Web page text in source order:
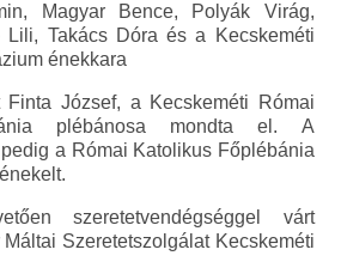
Magyar Bence, Polyák Virág,
Lili, Takács Dóra és a Kecskeméti
énekkara
Finta József, a Kecskeméti Római
plébánosa mondta el. A
a Római Katolikus Főplébánia
szeretetvendégséggel várt
Szeretetszolgálat Kecskeméti